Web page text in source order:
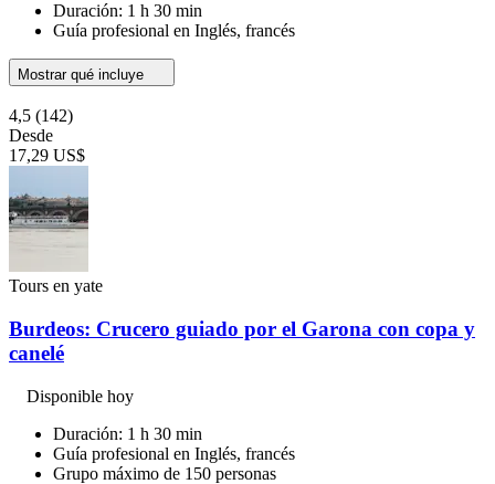
Duración: 1 h 30 min
Guía profesional en Inglés, francés
Mostrar qué incluye
4,5 (142)
Desde
17,29 US$
Tours en yate
Burdeos: Crucero guiado por el Garona con copa y
canelé
Disponible hoy
Duración: 1 h 30 min
Guía profesional en Inglés, francés
Grupo máximo de 150 personas